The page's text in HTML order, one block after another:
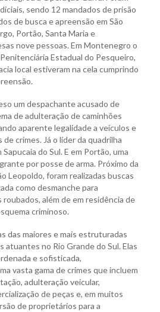
sendo 12 mandados de prisão
de busca e apreensão em São
Portão, Santa Maria e
nove pessoas. Em Montenegro o
Estadual do Pesqueiro,
local estiveram na cela cumprindo
um despachante acusado de
de adulteração de caminhões
aparente legalidade a veículos e
crimes. Já o líder da quadrilha
do Sul. E em Portão, uma
por posse de arma. Próximo da
Leopoldo, foram realizadas buscas
como desmanche para
além de em residência de
criminoso.
das maiores e mais estruturadas
atuantes no Rio Grande do Sul. Elas
e sofisticada,
vasta gama de crimes que incluem
adulteração veicular,
de peças e, em muitos
de proprietários para a